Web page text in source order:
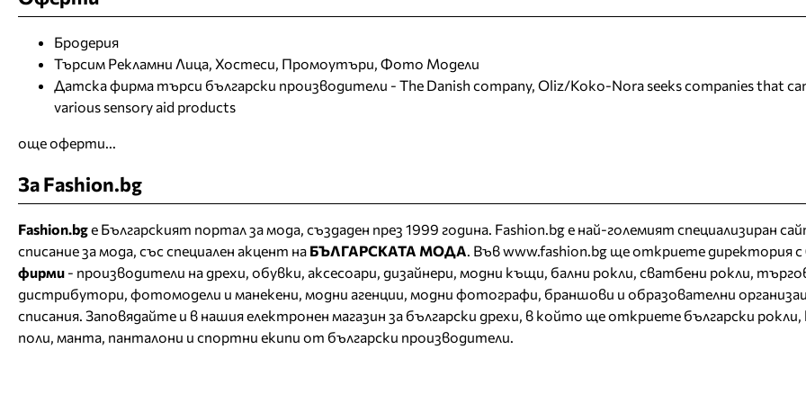
Бродерия
Търсим Рекламни Лица, Хостеси, Промоутъри, Фото Модели
Датска фирма търси български производители - The Danish company, Oliz/Koko-Nora seeks companies that
various sensory aid products
още оферти...
За Fashion.bg
Fashion.bgе Българският портал за мода, създаден през 1999 година. Fashion.bg е най-големият специализиран
списание за мода, със специален акцент на БЪЛГАРСКАТА МОДА. Във www.fashion.bg ще откриетедиректорияс
фирми - производители на дрехи, обувки, аксесоари, дизайнери, модни къщи, бални рокли, сватбени рокли,
дистрибутори, фотомодели и манекени, модни агенции, модни фотографи, браншови и образователни
списания. Заповядайте и в нашияелектронен магазин за български дрехи, в който ще откриете български рокли,
поли, манта, панталони и спортни екипи от български производители.